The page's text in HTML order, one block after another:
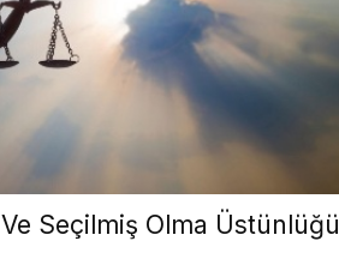
Seçilmiş Olma Üstünlüğü